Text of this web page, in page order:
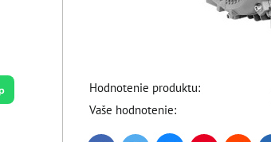
Hodnotenie produktu:
Vaše hodnotenie: